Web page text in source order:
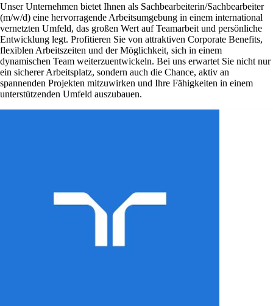
Unser Unternehmen bietet Ihnen als Sachbearbeiterin/Sachbearbeiter
(m/w/d) eine hervorragende Arbeitsumgebung in einem international
vernetzten Umfeld, das großen Wert auf Teamarbeit und persönliche
Entwicklung legt. Profitieren Sie von attraktiven Corporate Benefits,
flexiblen Arbeitszeiten und der Möglichkeit, sich in einem
dynamischen Team weiterzuentwickeln. Bei uns erwartet Sie nicht nur
ein sicherer Arbeitsplatz, sondern auch die Chance, aktiv an
spannenden Projekten mitzuwirken und Ihre Fähigkeiten in einem
unterstützenden Umfeld auszubauen.